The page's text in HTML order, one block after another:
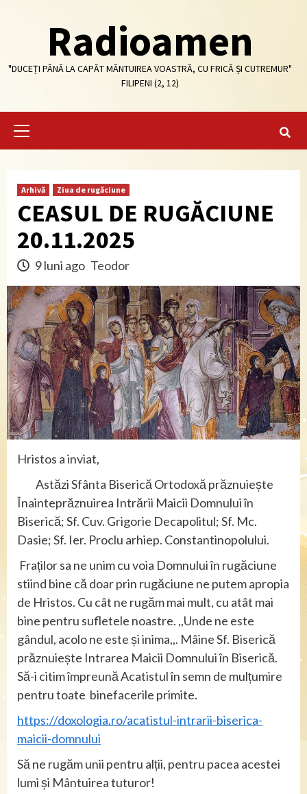
Radioamen
"DUCEȚI PÂNĂ LA CAPĂT MÂNTUIREA VOASTRĂ, CU FRICĂ ȘI CUTREMUR"
FILIPENI (2, 12)
Primary
Arhivă Ziua de rugăciune
CEASUL DE RUGĂCIUNE
20.11.2025
9 luni ago Teodor
Hristos a inviat,
Astăzi Sfânta Biserică Ortodoxă prăznuiește
Înainteprăznuirea Intrării Maicii Domnului în
Biserică; Sf. Cuv. Grigorie Decapolitul; Sf. Mc.
Dasie; Sf. Ier. Proclu arhiep. Constantinopolului.
Fraților sa ne unim cu voia Domnului în rugăciune
stiind bine că doar prin rugăciune ne putem apropia
de Hristos. Cu cât ne rugăm mai mult, cu atât mai
bine pentru sufletele noastre. ,,Unde ne este
gândul, acolo ne este și inima,,. Mâine Sf. Biserică
prăznuiește Intrarea Maicii Domnului în Biserică.
Să-i citim împreună Acatistul în semn de mulțumire
pentru toate binefacerile primite.
https://doxologia.ro/acatistul-intrarii-biserica-
maicii-domnului
Să ne rugăm unii pentru alții, pentru pacea acestei
lumi și Mântuirea tuturor!